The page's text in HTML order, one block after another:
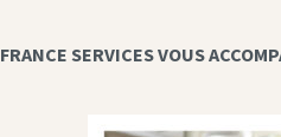
FRANCE SERVICES VOUS